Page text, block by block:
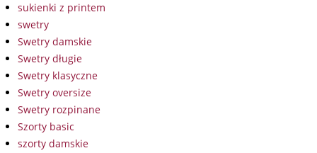
sukienki z printem
swetry
Swetry damskie
Swetry długie
Swetry klasyczne
Swetry oversize
Swetry rozpinane
Szorty basic
szorty damskie